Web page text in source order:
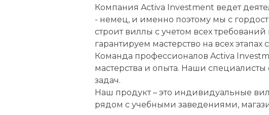
Компания Activa Investment ведет
- немец, и именно поэтому мы с
строит виллы с учетом всех
гарантируем мастерство на всех
Команда профессионалов Activa
мастерства и опыта. Наши
задач.
Наш продукт – это индивидуальные
рядом с учебными заведениями,